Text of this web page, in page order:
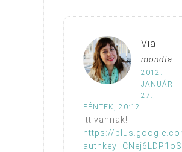
Via
mondta
2012.
JANUÁR
27.,
PÉNTEK, 20:12
Itt vannak!
https://